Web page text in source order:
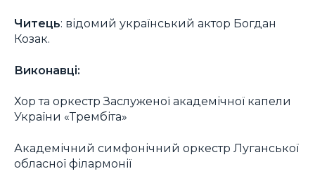
Читець: відомий український актор Богдан
Козак.
Виконавці:
Хор та оркестр Заслуженої академічної капели
України «Трембіта»
Академічний симфонічний оркестр Луганської
обласної філармонії